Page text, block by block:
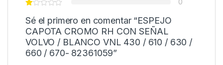
0
Sé el primero en comentar “ESPEJO
CAPOTA CROMO RH CON SEÑAL
VOLVO / BLANCO VNL 430 / 610 / 630 /
660 / 670- 82361059”